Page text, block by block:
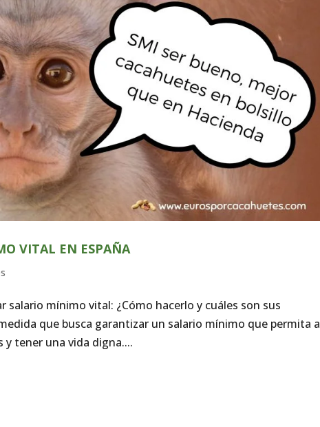
VITAL EN ESPAÑA
salario mínimo vital: ¿Cómo hacerlo y cuáles son sus
que busca garantizar un salario mínimo que permita a
y tener una vida digna....